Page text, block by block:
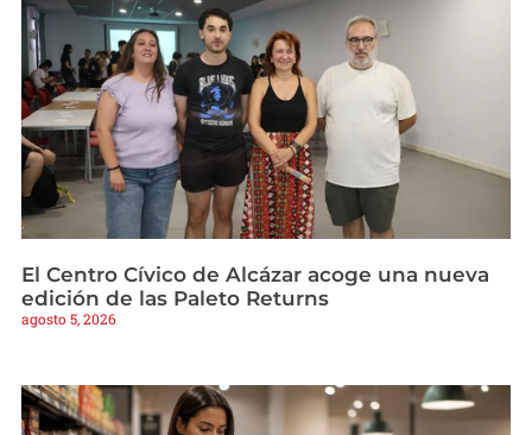
El Centro Cívico de Alcázar acoge una nueva
edición de las Paleto Returns
agosto 5, 2026